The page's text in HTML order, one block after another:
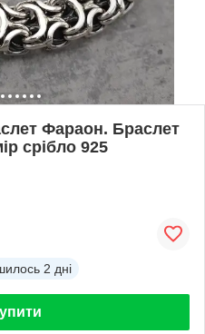
Фараон. Браслет
срібло 925
2 дні